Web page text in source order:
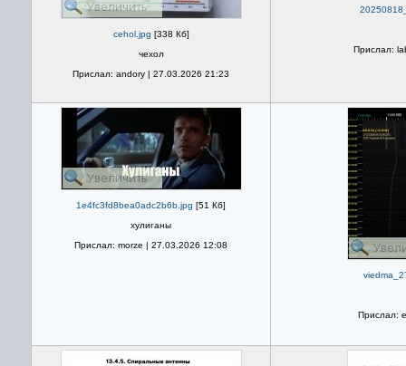
cehol.jpg [338 Кб]
чехол
Прислал: andory | 27.03.2026 21:23
Прислал:
1e4fc3fd8bea0adc2b6b.jpg [51 Кб]
хулиганы
Прислал: morze | 27.03.2026 12:08
Прислал: